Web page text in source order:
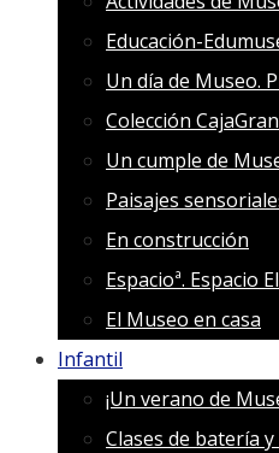
Educación-
Un día de Museo.
Colección
Un cumple de
Paisajes
En construcción
Espacioª. Espacio
El Museo en casa
Infantil
¡Un verano de
Clases de batería